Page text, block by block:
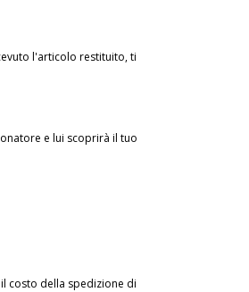
l'articolo restituito, ti
e lui scoprirà il tuo
costo della spedizione di